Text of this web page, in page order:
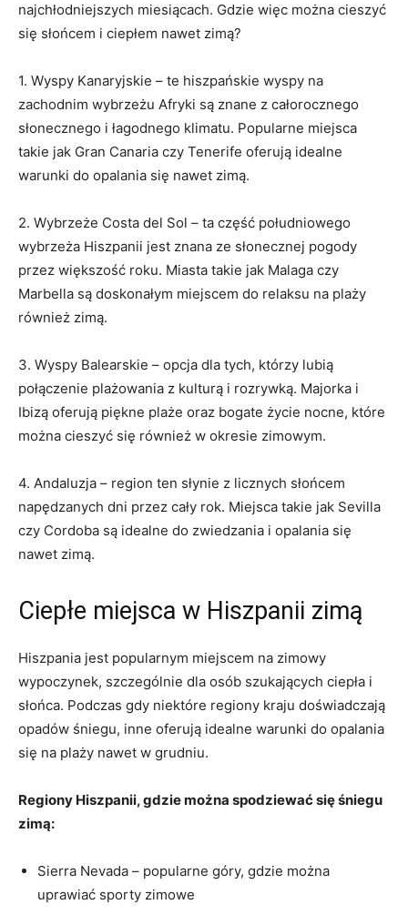
najchłodniejszych miesiącach. Gdzie więc można cieszyć
się słońcem i ciepłem‍ nawet zimą?
1. Wyspy Kanaryjskie – te hiszpańskie wyspy ⁣na
zachodnim wybrzeżu ⁢Afryki są znane z całorocznego
słonecznego i łagodnego ‌klimatu. Popularne⁤ miejsca‌
takie jak⁣ Gran​ Canaria czy Tenerife oferują ⁢idealne
warunki do opalania się nawet zimą.
2.⁤ Wybrzeże Costa del Sol – ta‌ część⁢ południowego
wybrzeża Hiszpanii jest znana ze słonecznej pogody
przez większość roku. Miasta takie jak Malaga ​czy
Marbella‍ są⁤ doskonałym⁣ miejscem do relaksu na plaży
również zimą.
3. Wyspy ⁢Balearskie – opcja dla tych, którzy lubią
połączenie plażowania z kulturą i rozrywką. Majorka i
Ibizą oferują piękne plaże oraz bogate życie nocne, ​które
można cieszyć ‍się również ⁣w okresie zimowym.
4.‍ Andaluzja – region ten ​słynie z licznych słońcem
napędzanych dni przez cały rok.⁣ Miejsca takie jak Sevilla
czy‌ Cordoba są idealne do zwiedzania i opalania się
nawet zimą.
Ciepłe ⁣miejsca⁣ w ‍Hiszpanii zimą
Hiszpania jest popularnym ​miejscem na zimowy​
wypoczynek, szczególnie dla osób szukających ciepła i
⁣słońca. Podczas gdy⁢ niektóre regiony kraju doświadczają
opadów śniegu, inne oferują⁢ idealne warunki do ⁤opalania
się ⁢na plaży nawet w grudniu.
Regiony Hiszpanii, gdzie można spodziewać się śniegu
zimą:
Sierra Nevada – popularne góry, gdzie można
‍uprawiać sporty zimowe